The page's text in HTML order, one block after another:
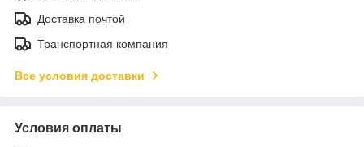
Доставка почтой
Транспортная компания
Все условия доставки
Условия оплаты